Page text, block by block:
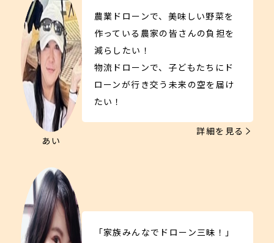
あい
農業ドローンで、美味しい野菜を
作っている農家の皆さんの負担を
減らしたい！
物流ドローンで、子どもたちにド
ローンが行き交う未来の空を届け
たい！
詳細を見る
「家族みんなでドローン三昧！」